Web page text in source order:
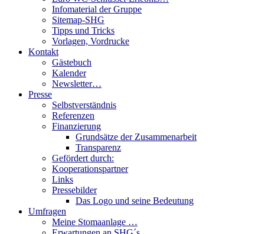
Infomaterial der Gruppe
Sitemap-SHG
Tipps und Tricks
Vorlagen, Vordrucke
Kontakt
Gästebuch
Kalender
Newsletter…
Presse
Selbstverständnis
Referenzen
Finanzierung
Grundsätze der Zusammenarbeit
Transparenz
Gefördert durch:
Kooperationspartner
Links
Pressebilder
Das Logo und seine Bedeutung
Umfragen
Meine Stomaanlage …